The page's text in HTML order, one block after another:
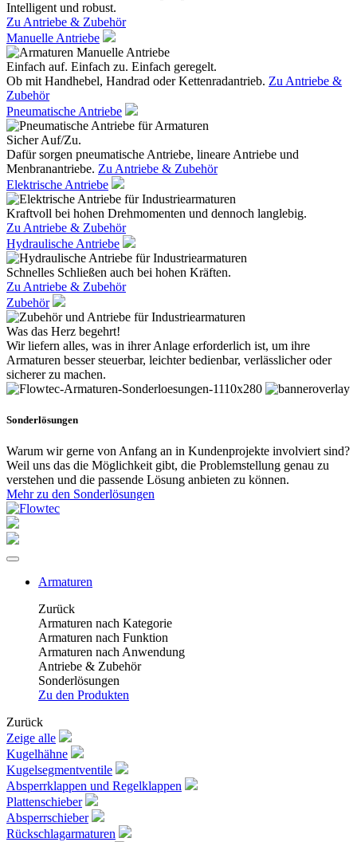
Intelligent und robust.
Zu Antriebe & Zubehör
Manuelle Antriebe
Einfach auf. Einfach zu. Einfach geregelt.
Ob mit Handhebel, Handrad oder Kettenradantrieb. Zu Antriebe &
Zubehör
Pneumatische Antriebe
Sicher Auf/Zu.
Dafür sorgen pneumatische Antriebe, lineare Antriebe und
Menbranantriebe. Zu Antriebe & Zubehör
Elektrische Antriebe
Kraftvoll bei hohen Drehmomenten und dennoch langlebig.
Zu Antriebe & Zubehör
Hydraulische Antriebe
Schnelles Schließen auch bei hohen Kräften.
Zu Antriebe & Zubehör
Zubehör
Was das Herz begehrt!
Wir liefern alles, was in ihrer Anlage erforderlich ist, um ihre
Armaturen besser steuerbar, leichter bedienbar, verlässlicher oder
sicherer zu machen.
Sonderlösungen
Warum wir gerne von Anfang an in Kundenprojekte involviert sind?
Weil uns das die Möglichkeit gibt, die Problemstellung genau zu
verstehen und die passende Lösung anbieten zu können.
Mehr zu den Sonderlösungen
Armaturen
Zurück
Armaturen nach Kategorie
Armaturen nach Funktion
Armaturen nach Anwendung
Antriebe & Zubehör
Sonderlösungen
Zu den Produkten
Zurück
Zeige alle
Kugelhähne
Kugelsegmentventile
Absperrklappen und Regelklappen
Plattenschieber
Absperrschieber
Rückschlagarmaturen